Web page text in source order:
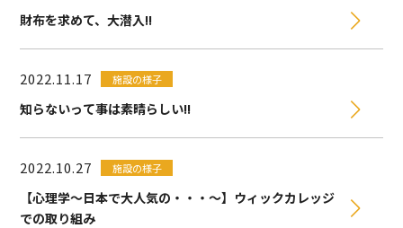
財布を求めて、大潜入!!
2022.11.17 施設の様子
知らないって事は素晴らしい!!
2022.10.27 施設の様子
【心理学〜日本で大人気の・・・〜】ウィックカレッジ
での取り組み